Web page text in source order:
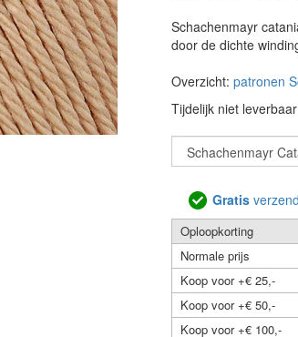
Schachenmayr
door de dichte
Overzicht: patronen
Tijdelijk niet leverbaar
Gratis
Oploopkorting
Normale prijs
Koop voor +€ 25,-
Koop voor +€ 50,-
Koop voor +€ 100,-